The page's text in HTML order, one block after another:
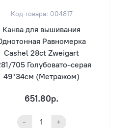
Код товара: 004817
Канва для вышивания
Равномерка
Cashel 28ct Zweigart
705 Голубовато-серая
49*34см (Метражом)
651.80р.
- +